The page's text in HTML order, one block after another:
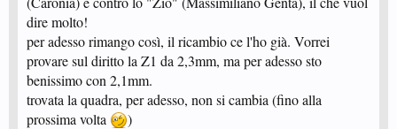
dire molto!
per adesso rimango così, il ricambio ce l'ho già. Vorrei
provare sul diritto la Z1 da 2,3mm, ma per adesso sto
benissimo con 2,1mm.
trovata la quadra, per adesso, non si cambia (fino alla
prossima volta
)